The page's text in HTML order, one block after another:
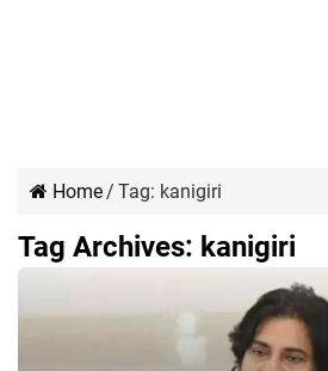
Home/ Tag: kanigiri
Tag Archives: kanigiri